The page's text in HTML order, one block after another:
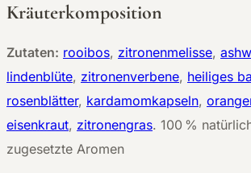
Kräuterkomposition
Zutaten: rooibos, zitronenmelisse,
lindenblüte, zitronenverbene, heiliges
rosenblätter, kardamomkapseln,
eisenkraut, zitronengras. 100 %
zugesetzte Aromen